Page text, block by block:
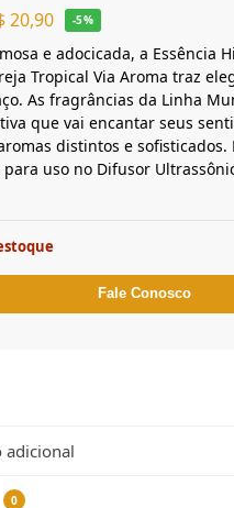
20,90 -5%
e adocicada, a Essência
Tropical Via Aroma traz
As fragrâncias da Linha
que vai encantar seus
distintos e sofisticados.
uso no Difusor
Fale Conosco
adicional
0